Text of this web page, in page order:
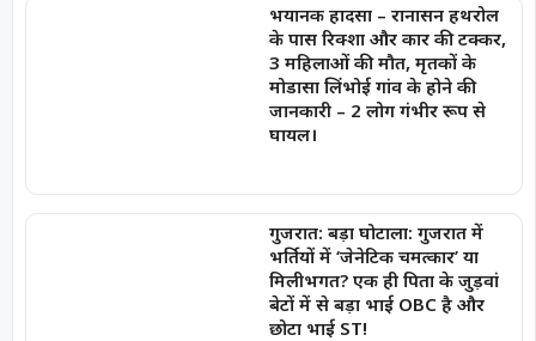
भयानक हादसा – रानासन हथरोल
के पास रिक्शा और कार की टक्कर,
3 महिलाओं की मौत, मृतकों के
मोडासा लिंभोई गांव के होने की
जानकारी – 2 लोग गंभीर रूप से
घायल।
गुजरात: बड़ा घोटाला: गुजरात में
भर्तियों में ‘जेनेटिक चमत्कार’ या
मिलीभगत? एक ही पिता के जुड़वां
बेटों में से बड़ा भाई OBC है और
छोटा भाई ST!